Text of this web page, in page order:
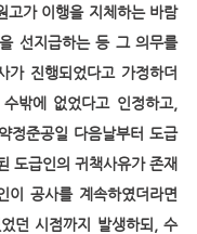
고가 이행을 지체하는 바람
선지급하는 등 그 의무를
가 진행되었다고 가정하더
밖에 없었다고 인정하고,
정준공일 다음날부터 도급
도급인의 귀책사유가 존재
이 공사를 계속하였더라면
던 시점까지 발생하되, 수